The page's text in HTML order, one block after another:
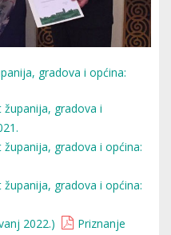
gradova i općina:
gradova i
gradova i općina:
gradova i općina:
2022.)
Priznanje